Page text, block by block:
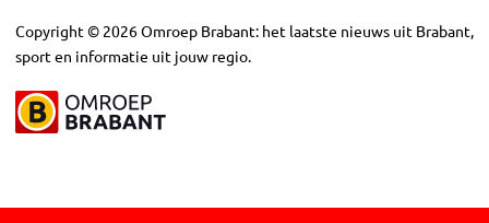
Copyright © 2026Omroep Brabant: het laatste nieuws uit Brabant,
sport en informatie uit jouw regio.